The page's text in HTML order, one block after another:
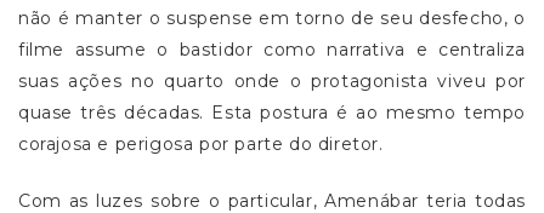
não é manter o suspense em torno de seu desfecho, o
filme assume o bastidor como narrativa e centraliza
suas ações no quarto onde o protagonista viveu por
quase três décadas. Esta postura é ao mesmo tempo
corajosa e perigosa por parte do diretor.
Com as luzes sobre o particular, Amenábar teria todas